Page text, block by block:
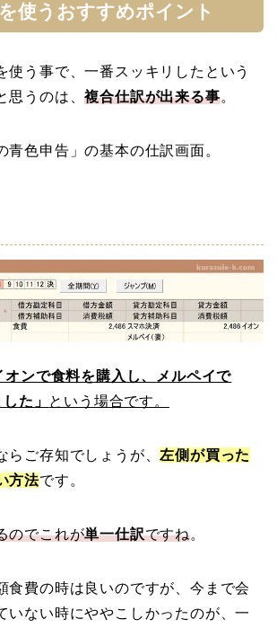
使うおすすめポイント
使う事で、一番スッキリしたという
思うのは、複合仕訳が出来る事。
青色申告」の基本の仕訳画面。
オンで食料を購入し、メルペイで
た」 という場合です。
らご存知でしょうが、左側が買った
方法です。
のでこれが単一仕訳ですね。
食費の時は良いのですが、今まで会
いない時にややこしかったのが、一